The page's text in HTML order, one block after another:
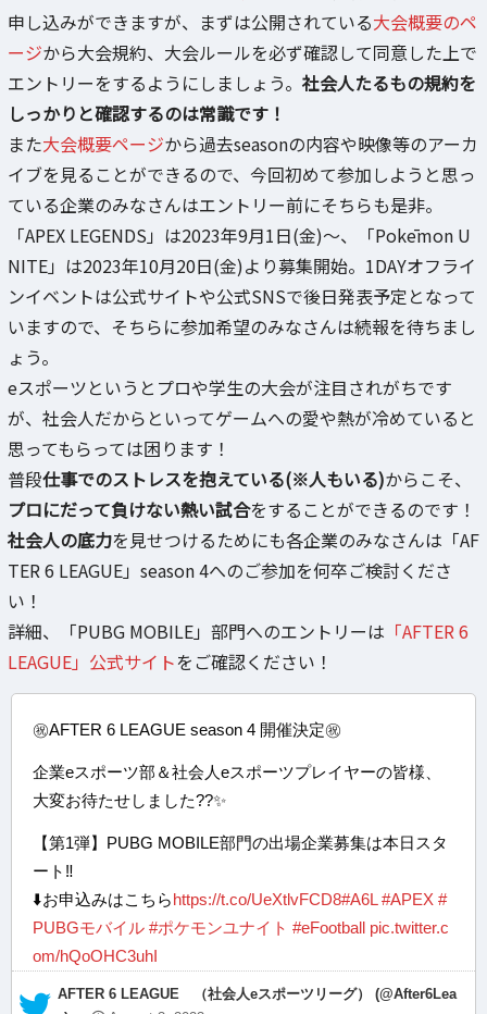
申し込みができますが、まずは公開されている大会概要のペ
ージから大会規約、大会ルールを必ず確認して同意した上で
エントリーをするようにしましょう。 社会人たるもの規約を
しっかりと確認するのは常識です！
また大会概要ページから過去seasonの内容や映像等のアーカ
イブを見ることができるので、今回初めて参加しようと思っ
ている企業のみなさんはエントリー前にそちらも是非。
「APEX LEGENDS」は2023年9月1日(金)～、「Pokēmon U
NITE」は2023年10月20日(金)より募集開始。1DAYオフライ
ンイベントは公式サイトや公式SNSで後日発表予定となって
いますので、そちらに参加希望のみなさんは続報を待ちまし
ょう。
eスポーツというとプロや学生の大会が注目されがちです
が、社会人だからといってゲームへの愛や熱が冷めていると
思ってもらっては困ります！
普段仕事でのストレスを抱えている(※人もいる)からこそ、
プロにだって負けない熱い試合をすることができるのです！
社会人の底力を見せつけるためにも各企業のみなさんは「AF
TER 6 LEAGUE」season 4へのご参加を何卒ご検討くださ
い！
詳細、「PUBG MOBILE」部門へのエントリーは 「AFTER 6
LEAGUE」公式サイトをご確認ください！
㊗️AFTER 6 LEAGUE season 4 開催決定㊗️
企業eスポーツ部＆社会人eスポーツプレイヤーの皆様、
大変お待たせしました??✨
【第1弾】PUBG MOBILE部門の出場企業募集は本日スタ
ート‼️
⬇️お申込みはこちらhttps://t.co/UeXtlvFCD8#A6L #APEX #
PUBGモバイル #ポケモンユナイト #eFootball pic.twitter.c
om/hQoOHC3uhI
— AFTER 6 LEAGUE （社会人eスポーツリーグ） (@After6Lea